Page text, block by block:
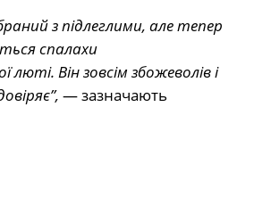
з підлеглими, але тепер
спалахи
люті. Він зовсім збожеволів і
— зазначають